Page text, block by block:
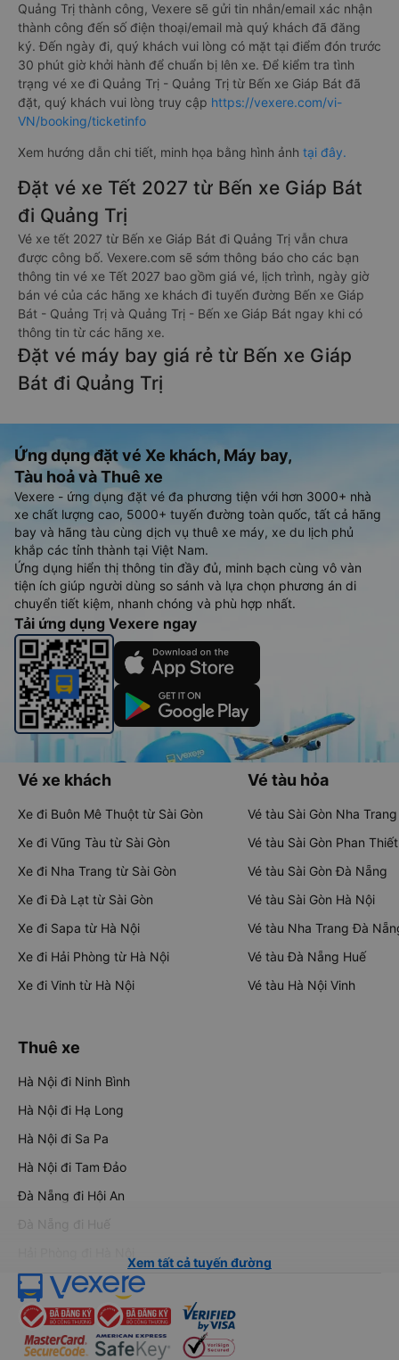
Quảng Trị thành công, Vexere sẽ gửi tin nhắn/email xác nhận
thành công đến số điện thoại/email mà quý khách đã đăng
ký. Đến ngày đi, quý khách vui lòng có mặt tại điểm đón trước
30 phút giờ khởi hành để chuẩn bị lên xe. Để kiểm tra tình
trạng vé xe đi Quảng Trị - Quảng Trị từ Bến xe Giáp Bát đã
đặt, quý khách vui lòng truy cập https://vexere.com/vi-
VN/booking/ticketinfo
Xem hướng dẫn chi tiết, minh họa bằng hình ảnh tại đây.
Đặt vé xe Tết 2027 từ Bến xe Giáp Bát
đi Quảng Trị
Vé xe tết 2027 từ Bến xe Giáp Bát đi Quảng Trị vẫn chưa
được công bố. Vexere.com sẽ sớm thông báo cho các bạn
thông tin vé xe Tết 2027 bao gồm giá vé, lịch trình, ngày giờ
bán vé của các hãng xe khách đi tuyến đường Bến xe Giáp
Bát - Quảng Trị và Quảng Trị - Bến xe Giáp Bát ngay khi có
thông tin từ các hãng xe.
Đặt vé máy bay giá rẻ từ Bến xe Giáp
Bát đi Quảng Trị
Ứng dụng đặt vé Xe khách, Máy bay,
Tàu hoả và Thuê xe
Vexere - ứng dụng đặt vé đa phương tiện với hơn 3000+ nhà
xe chất lượng cao, 5000+ tuyến đường toàn quốc, tất cả hãng
bay và hãng tàu cùng dịch vụ thuê xe máy, xe du lịch phủ
khắp các tỉnh thành tại Việt Nam.
Ứng dụng hiển thị thông tin đầy đủ, minh bạch cùng vô vàn
tiện ích giúp người dùng so sánh và lựa chọn phương án di
chuyển tiết kiệm, nhanh chóng và phù hợp nhất.
Tải ứng dụng Vexere ngay
Vé xe khách
Xe đi Buôn Mê Thuột từ Sài Gòn
Xe đi Vũng Tàu từ Sài Gòn
Xe đi Nha Trang từ Sài Gòn
Xe đi Đà Lạt từ Sài Gòn
Xe đi Sapa từ Hà Nội
Xe đi Hải Phòng từ Hà Nội
Xe đi Vinh từ Hà Nội
Vé tàu hỏa
Vé tàu Sài Gòn Nha Trang
Vé tàu Sài Gòn Phan Thiết
Vé tàu Sài Gòn Đà Nẵng
Vé tàu Sài Gòn Hà Nội
Vé tàu Nha Trang Đà
Vé tàu Đà Nẵng Huế
Vé tàu Hà Nội Vinh
Thuê xe
Hà Nội đi Ninh Bình
Hà Nội đi Hạ Long
Hà Nội đi Sa Pa
Hà Nội đi Tam Đảo
Đà Nẵng đi Hội An
Đà Nẵng đi Huế
Xem tất cả tuyến đường